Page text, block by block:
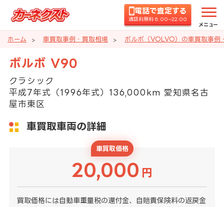
電話で査定する
通話料無料 8:00~22:00
メニュー
ホーム 車買取事例・買取相場 ボルボ（VOLVO）の車買取事例
ボルボ V90
クラシック
平成7年式（1996年式）136,000km 愛知県名古
屋市東区
車買取車両の詳細
車買取価格
20,000 円
買取価格には自動車重量税の還付金、自賠責保険料の返戻金